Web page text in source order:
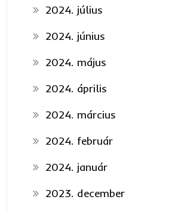
2024. július
2024. június
2024. május
2024. április
2024. március
2024. február
2024. január
2023. december